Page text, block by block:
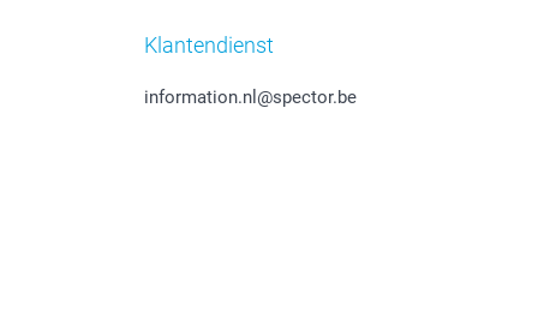
Klantendienst
information.nl@spector.be